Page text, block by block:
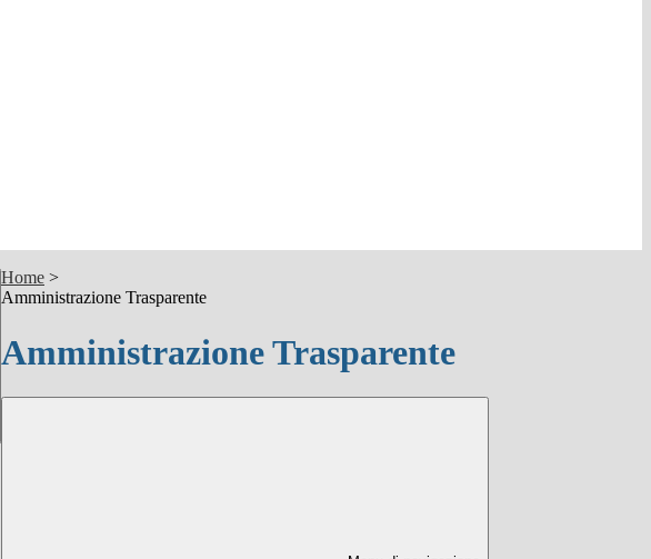
Home >
Amministrazione Trasparente
Amministrazione Trasparente